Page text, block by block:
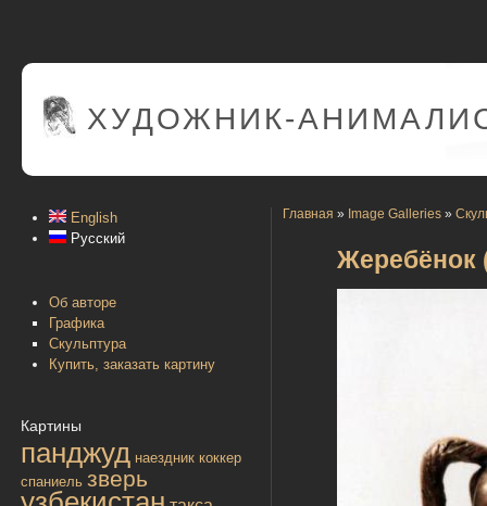
ХУДОЖНИК-
English
Русский
Об авторе
Графика
Скульптура
Купить, заказать картину
Картины
панджуд наездник коккер
спаниель зверь
Главная » Image Galleries »
Жеребёнок